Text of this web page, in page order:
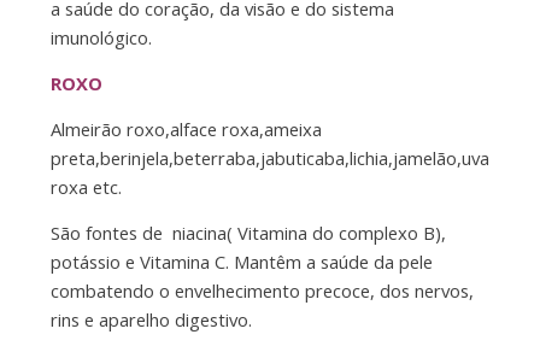
a saúde do coração, da visão e do sistema
imunológico.
ROXO
Almeirão roxo,alface roxa,ameixa
preta,berinjela,beterraba,jabuticaba,lichia,jamelão,uva
roxa etc.
São fontes de niacina( Vitamina do complexo B),
potássio e Vitamina C. Mantêm a saúde da pele
combatendo o envelhecimento precoce, dos nervos,
rins e aparelho digestivo.